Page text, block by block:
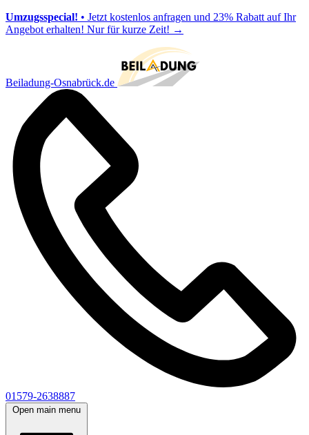
Umzugsspecial! • Jetzt kostenlos anfragen und 23% Rabatt auf Ihr
Angebot erhalten! Nur für kurze Zeit! →
Beiladung-Osnabrück.de
01579-2638887
Open main menu